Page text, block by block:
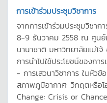
การเข้าร่วมประชุมวิชาการ
จากการเข้าร่วมประชุมวิชาก
8-9 ธันวาคม 2558 ณ ศูนย์
นานาชาติ มหาวิทยาลัยแม่โจ้
การนำไปใช้ประโยชน์ของกา
- การเสวนาวิชาการ ในหัวข้
สภาพภูมิอากาศ: วิกฤตหรือ
Change: Crisis or